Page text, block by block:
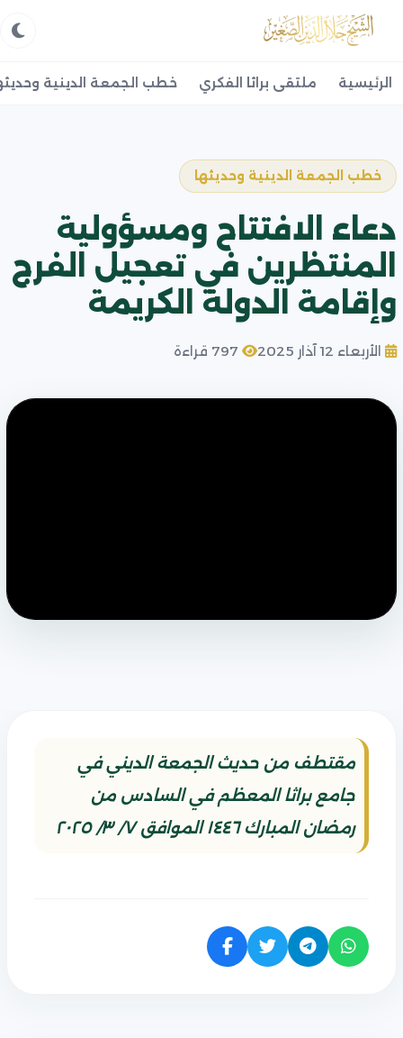
الرئيسية ملتقى براثا الفكري خطب الجمعة الدينية
خطب الجمعة الدينية وحديثها
دعاء الافتتاح ومسؤولية
المنتظرين في تعجيل الفرج
وإقامة الدولة الكريمة
الأربعاء 12 آذار 2025
مقتطف من حديث الجمعة الديني في
جامع براثا المعظم في السادس من
رمضان المبارك ١٤٤٦ الموافق ٧/ ٣/ ٢٠٢٥